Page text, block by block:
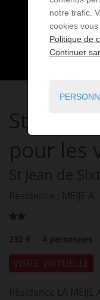
Studio 1
pour les
St Jean de Sixt
Résidence : MEIJE A
232 € 4 personnes
VISITE VIRTUELLE
Résidence LA
notre trafic.
cookies vous
Politique de
Continuer